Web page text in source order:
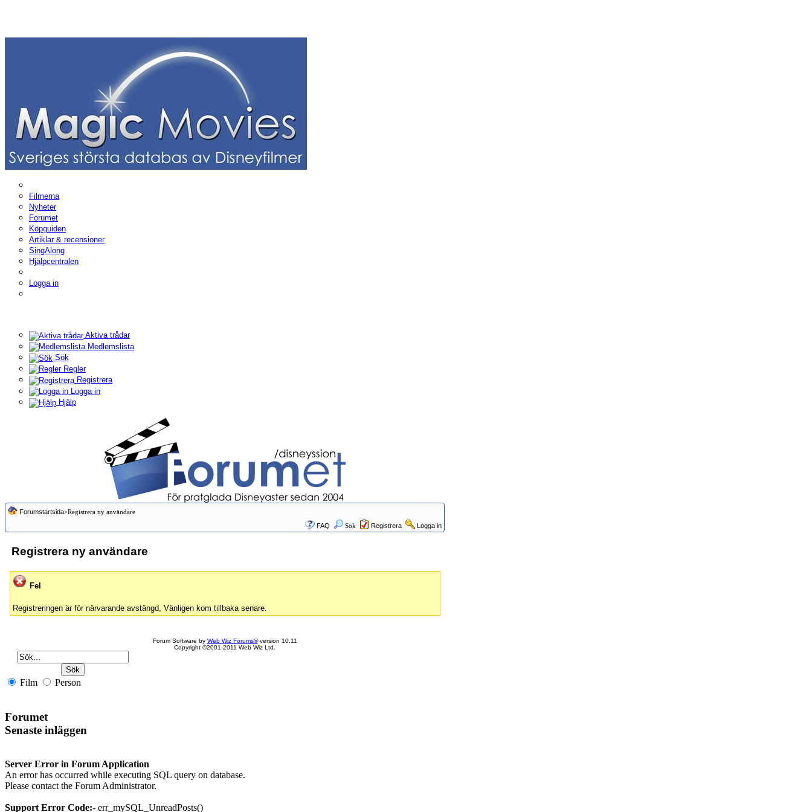
Filmerna
Nyheter
Forumet
Köpguiden
Artiklar & recensioner
SingAlong
Hjälpcentralen
Logga in
Aktiva trådar
Medlemslista
Sök
Regler
Registrera
Logga in
Hjälp
Forumstartsida>Registrera ny användare
FAQ
Sök Registrera Logga in
Registrera ny användare
Fel
Registreringen är för närvarande avstängd, Vänligen kom tillbaka senare.
Forum Software by Web Wiz Forums®version 10.11
Copyright ©2001-2011 Web Wiz Ltd.
Film Person
Forumet
Senaste inläggen
Server Error in Forum Application
An error has occurred while executing SQL query on database.
Please contact the Forum Administrator.
Support Error Code:- err_mySQL_UnreadPosts()